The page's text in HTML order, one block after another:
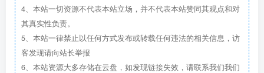
4、本站一切资源不代表本站立场，并不代表本站赞同其观点和对
其真实性负责。
5、本站一律禁止以任何方式发布或转载任何违法的相关信息，访
客发现请向站长举报
6、本站资源大多存储在云盘，如发现链接失效，请联系我们我们